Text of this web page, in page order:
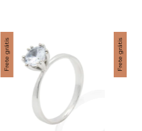
Frete grátis Frete grátis